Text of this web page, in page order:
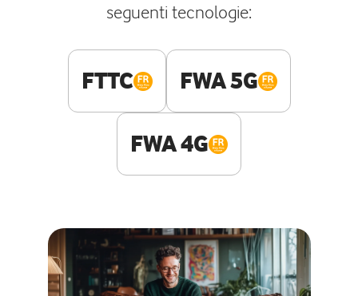
seguenti tecnologie:
FTTC FWA 5G
FWA 4G